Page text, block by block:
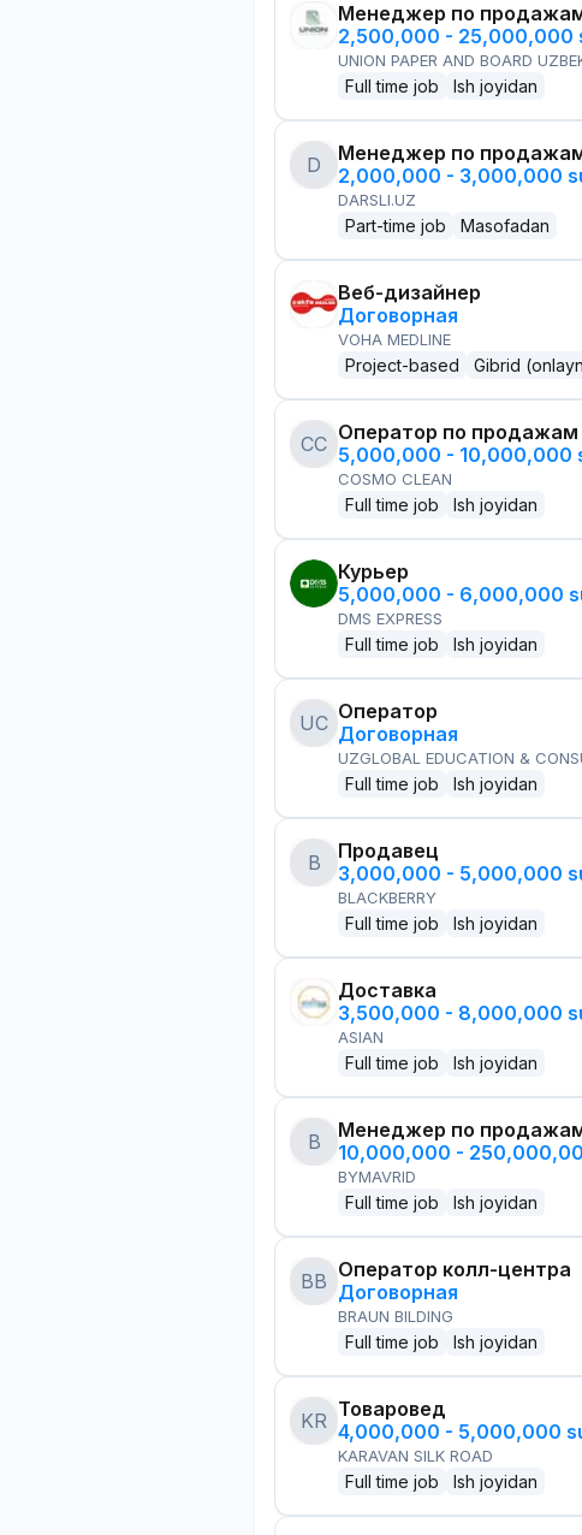
Менеджер по
2,500,000 - 25,000,000
UNION PAPER AND BOARD
Full time job Ish joyidan
D
Менеджер по
2,000,000 - 3,000,000
DARSLI.UZ
Part-time job Masofadan
Веб-дизайнер
Договорная
VOHA MEDLINE
Project-based Gibrid
CC Оператор по продажам
5,000,000 - 10,000,000
COSMO CLEAN
Full time job Ish joyidan
Курьер
5,000,000 - 6,000,000
DMS EXPRESS
Full time job Ish joyidan
UC Оператор
Договорная
UZGLOBAL EDUCATION &
Full time job Ish joyidan
B
Продавец
3,000,000 - 5,000,000
BLACKBERRY
Full time job Ish joyidan
Доставка
3,500,000 - 8,000,000
ASIAN
Full time job Ish joyidan
B
Менеджер по
10,000,000 -
BYMAVRID
Full time job Ish joyidan
BB Оператор колл-центра
Договорная
BRAUN BILDING
Full time job Ish joyidan
KR Товаровед
4,000,000 - 5,000,000
KARAVAN SILK ROAD
Full time job Ish joyidan